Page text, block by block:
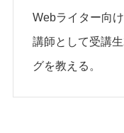
Webライター向
講師として受講
グを教える。